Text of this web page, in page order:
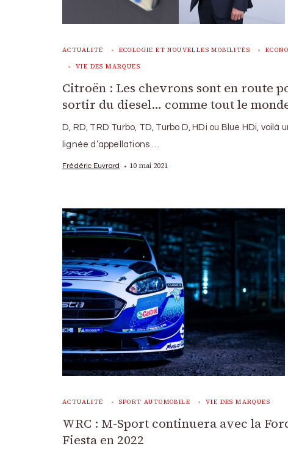
ACTUALITÉ ECOLOGIE ET NOUVELLES MOBILITÉS
VIE DES MARQUES
Citroën : Les chevrons sont en route
sortir du diesel… comme tout le
D, RD, TRD Turbo, TD, Turbo D, HDi ou Blue HDi, voilà
lignée d’appellations …
Frédéric Euvrard 10 mai 2021
ACTUALITÉ SPORT AUTOMOBILE VIE DES MARQUES
WRC : M-Sport continuera avec la
Fiesta en 2022